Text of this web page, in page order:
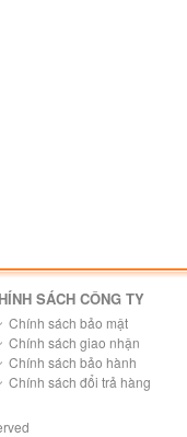
SÁCH CÔNG TY
Chính sách bảo mật
Chính sách giao nhận
Chính sách bảo hành
Chính sách đổi trả hàng